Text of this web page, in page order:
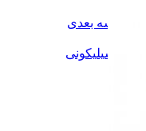
سه بعدی
سیلیکونی